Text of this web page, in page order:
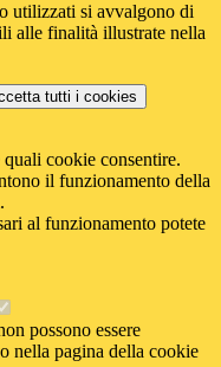
utilizzati si avvalgono di
alle finalità illustrate nella
tutti i cookies
quali cookie consentire.
il funzionamento della
al funzionamento potete
possono essere
nella pagina della cookie